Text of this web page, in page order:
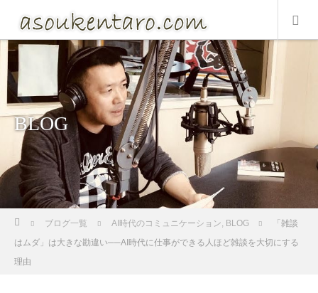
BLOG
ブログ一覧 AI時代のコミュニケーション BLOG
「雑談
はムダ」は大きな勘違い──AI時代に仕事ができる人ほど雑談を大切にする
理由